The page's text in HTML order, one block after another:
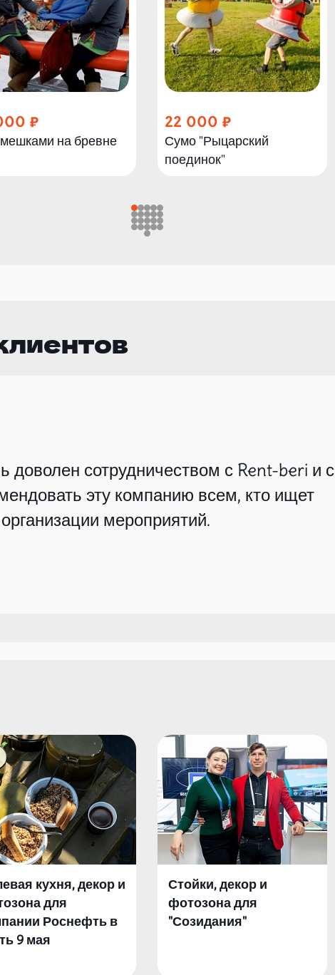
на бревне
22 000
Сумо "Рыцарский
поединок"
сотрудничеством с Rent-beri и с
эту компанию всем, кто ищет
мероприятий.
кухня, декор и
для
Роснефть в
9 мая
Стойки, декор и
фотозона для
"Созидания"